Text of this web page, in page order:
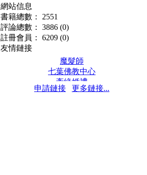
網站信息
書籍總數： 2551
評論總數： 3886 (0)
註冊會員： 6209 (0)
友情鏈接
魔髮師
七葉佛教中心
牽緣婚禮
保髮堂
申請鏈接 更多鏈接...